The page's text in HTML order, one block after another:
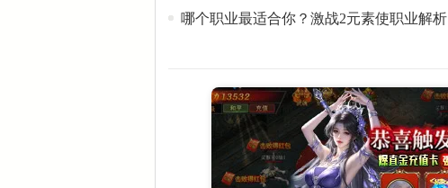
哪个职业最适合你？激战2元素使职业解析